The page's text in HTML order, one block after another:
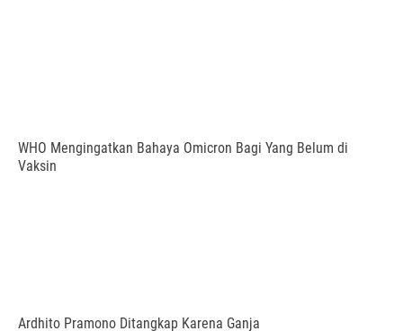
WHO Mengingatkan Bahaya Omicron Bagi Yang Belum di
Vaksin
Ardhito Pramono Ditangkap Karena Ganja